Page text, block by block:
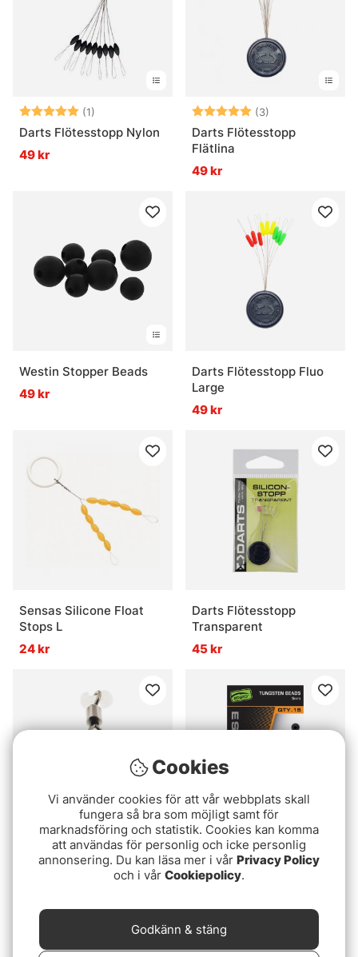
Betyg: (1)
5.0 utav 5 stjärnor
Darts Flötesstopp Nylon
49 kr
Betyg: (3)
Darts Flötesstopp
Flätlina
49 kr
Westin Stopper Beads
49 kr
Darts Flötesstopp Fluo
Large
49 kr
Sensas Silicone Float
Stops L
24 kr
Darts Flötesstopp
Transparent
45 kr
Westin Runninng Teflon
Bead L 25mm 10pcs
Fox Edges Tungsten
Beads - 5mm
Slutsåld
Cookies
Vi använder cookies för att vår webbplats skall
fungera så bra som möjligt samt för
marknadsföring och statistik. Cookies kan komma
att användas för personlig och icke personlig
annonsering. Du kan läsa mer i vår Privacy Policy
och i vår Cookiepolicy.
Godkänn & stäng